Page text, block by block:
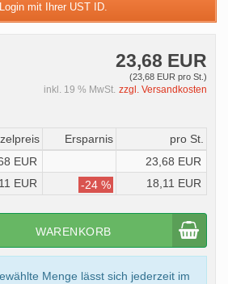
mit Ihrer UST ID.
23,68 EUR
(23,68 EUR pro St.)
inkl. 19 % MwSt. zzgl. Versandkosten
Ersparnis
pro St.
EUR
23,68 EUR
EUR -24 % 18,11 EUR
WARENKORB
Menge lässt sich jederzeit im